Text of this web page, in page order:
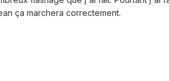
ça marchera correctement.